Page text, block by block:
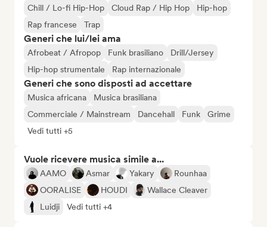
Chill / Lo-fi Hip-Hop Cloud Rap / Hip Hop
Hip-hop
Rap francese
Trap
Generi che lui/lei ama
Afrobeat / Afropop Funk brasiliano
Drill/Jersey
Hip-hop strumentale
Rap internazionale
Generi che sono disposti ad accettare
Musica africana
Musica brasiliana
Commerciale / Mainstream
Dancehall Funk
Grime
Vedi tutti +5
Vuole ricevere musica simile a...
AAMO Asmar Yakary
Rounhaa
OORALISE
HOUDI
Wallace Cleaver
Luidji
Vedi tutti +4